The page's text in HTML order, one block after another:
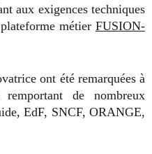
aux exigences techniques
métier FUSION-
ont été remarquées à
de nombreux
EdF, SNCF, ORANGE,